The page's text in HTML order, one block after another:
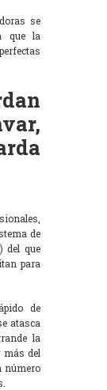
se
que la
de
del que
para
de
atasca
la
más del
número